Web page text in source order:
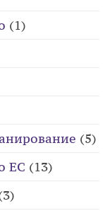
(1)
(5)
ЕС (13)